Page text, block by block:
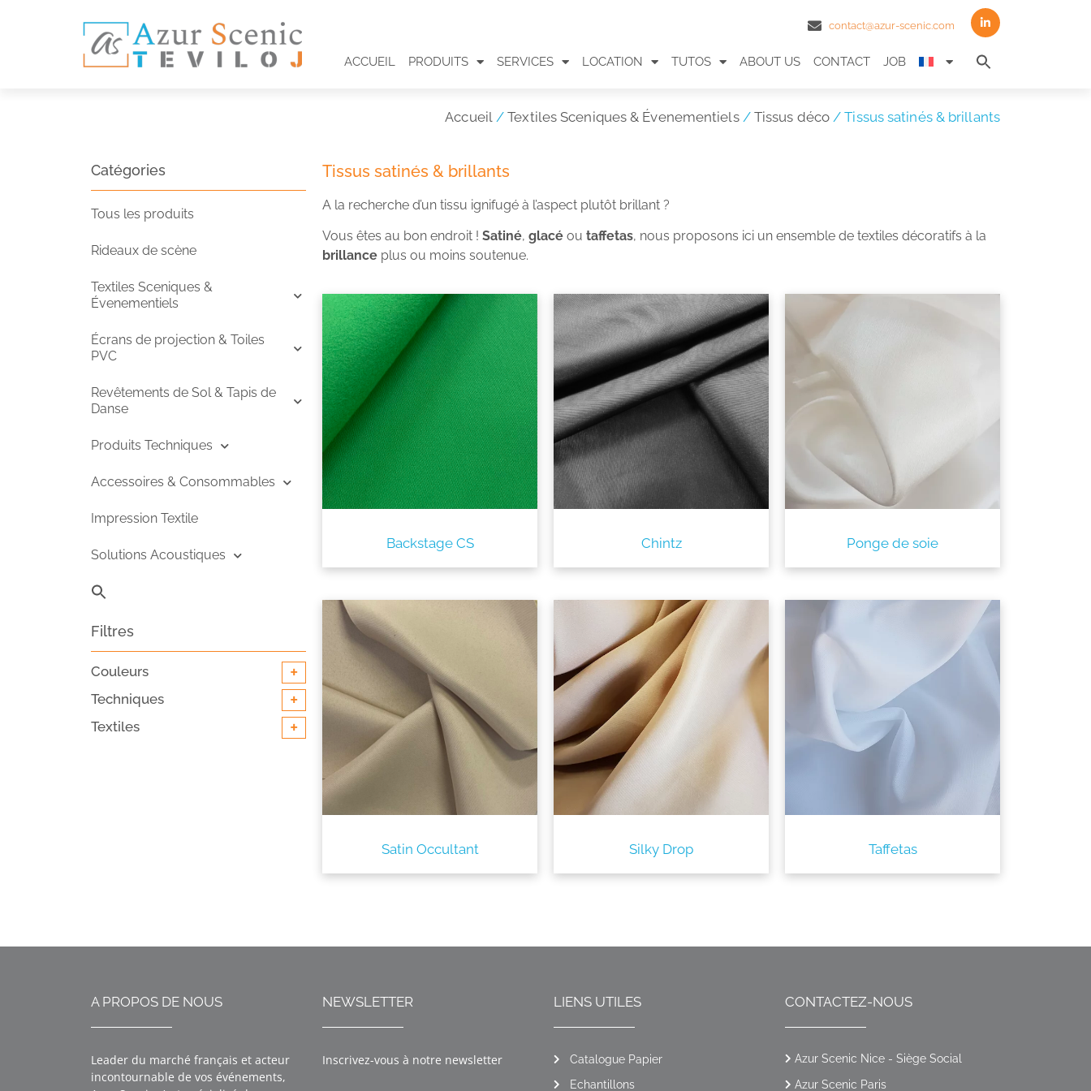
contact@azur-scenic.com
ACCUEIL PRODUITS SERVICES LOCATION TUTOS ABOUT US CONTACT JOB
Accueil/Textiles Sceniques & Évenementiels/ Tissus déco / Tissus satinés & brillants
Catégories
Tous les produits
Rideaux de scène
Textiles Sceniques &
Évenementiels
Écrans de projection & Toiles
PVC
Revêtements de Sol & Tapis de
Danse
Produits Techniques
Accessoires & Consommables
Impression Textile
Solutions Acoustiques
for:
Search Button
Filtres
Couleurs +
Techniques +
Textiles +
Tissus satinés & brillants
A la recherche d’un tissu ignifugé à l’aspect plutôt brillant ?
Vous êtes au bon endroit ! Satiné, glacé ou taffetas, nous proposons ici un ensemble de textiles décoratifs à la
brillance plus ou moins soutenue.
Backstage CS Chintz Ponge de soie
Satin Occultant Silky Drop Taffetas
A PROPOS DE NOUS
Leader du marché français et acteur
incontournable de vos événements,
NEWSLETTER
Inscrivez-vous à notre newsletter
LIENS UTILES
Catalogue Papier
Echantillons
CONTACTEZ-NOUS
Azur Scenic Nice - Siège Social
Azur Scenic Paris